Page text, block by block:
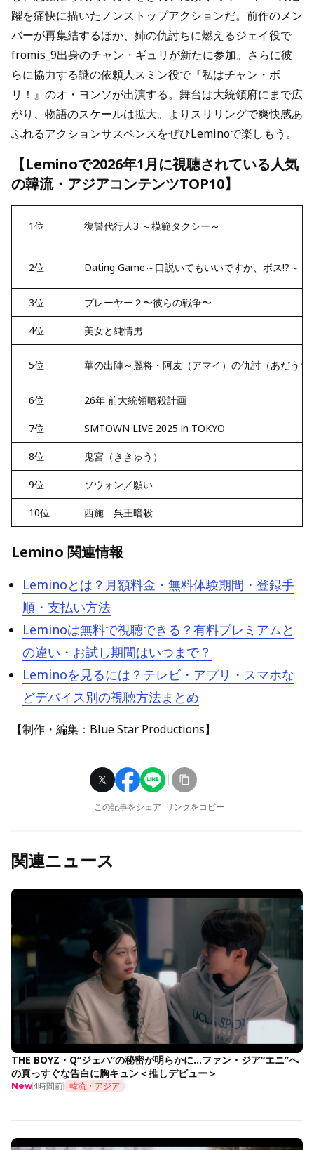
躍を痛快に描いたノンストップアクションだ。前作のメン
バーが再集結するほか、姉の仇討ちに燃えるジェイ役で
fromis_9出身のチャン・ギュリが新たに参加。さらに彼
らに協力する謎の依頼人スミン役で『私はチャン・ボ
リ！』のオ・ヨンソが出演する。舞台は大統領府にまで広
がり、物語のスケールは拡大。よりスリリングで爽快感あ
ふれるアクションサスペンスをぜひLeminoで楽しもう。
【Leminoで2026年1月に視聴されている人気
の韓流・アジアコンテンツTOP10】
1位 復讐代行人3 ～模範タクシー～
2位 Dating Game～口説いてもいいですか、ボス!?～
3位 プレーヤー２〜彼らの戦争〜
4位 美女と純情男
5位 華の出陣～麗将・阿麦（アマイ）の仇討（あだうち
6位 26年 前大統領暗殺計画
7位 SMTOWN LIVE 2025 in TOKYO
8位 鬼宮（ききゅう）
9位 ソウォン／願い
10位 西施 呉王暗殺
Lemino 関連情報
Leminoとは？月額料金・無料体験期間・登録手
順・支払い方法
Leminoは無料で視聴できる？有料プレミアムと
の違い・お試し期間はいつまで？
Leminoを見るには？テレビ・アプリ・スマホな
どデバイス別の視聴方法まとめ
【制作・編集：Blue Star Productions】
この記事をシェア リンクをコピー
関連ニュース
THE BOYZ・Q“ジェハ”の秘密が明らかに…ファン・ジア“エニ”へ
の真っすぐな告白に胸キュン＜推しデビュー＞
New4時間前 韓流・アジア